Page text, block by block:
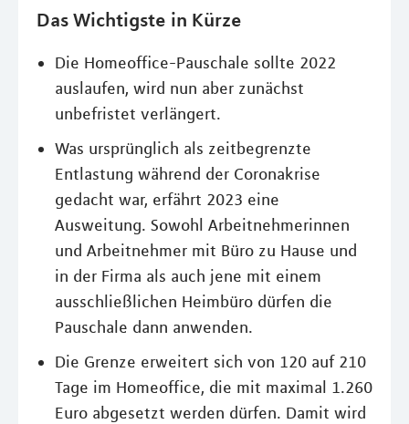
Das Wichtigste in Kürze
Die Homeoffice-Pauschale sollte 2022
auslaufen, wird nun aber zunächst
unbefristet verlängert.
Was ursprünglich als zeitbegrenzte
Entlastung während der Coronakrise
gedacht war, erfährt 2023 eine
Ausweitung. Sowohl Arbeitnehmerinnen
und Arbeitnehmer mit Büro zu Hause und
in der Firma als auch jene mit einem
ausschließlichen Heimbüro dürfen die
Pauschale dann anwenden.
Die Grenze erweitert sich von 120 auf 210
Tage im Homeoffice, die mit maximal 1.260
Euro abgesetzt werden dürfen. Damit wird